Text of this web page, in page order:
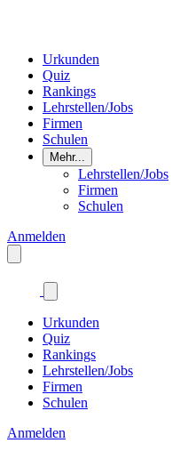
Urkunden
Quiz
Rankings
Lehrstellen/Jobs
Firmen
Schulen
Mehr...
Lehrstellen/Jobs
Firmen
Schulen
Anmelden
Urkunden
Quiz
Rankings
Lehrstellen/Jobs
Firmen
Schulen
Anmelden